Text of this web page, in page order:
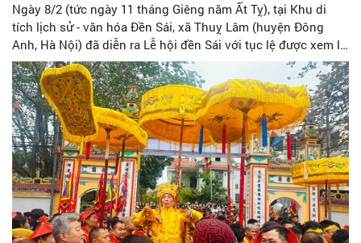
Ngày 8/2 (tức ngày 11 tháng Giêng năm Ất Tỵ), tại Khu di
tích lịch sử - văn hóa Đền Sái, xã Thuỵ Lâm (huyện Đông
Anh, Hà Nội) đã diễn ra Lễ hội đền Sái với tục lệ được xem là
“độc nhất vô nhị” ở Hà Nội và cả nước - tục lệ rước vua giả.